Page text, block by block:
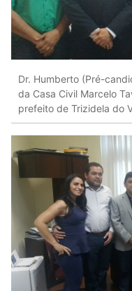
Dr. Humberto (Pré-
da Casa Civil Marcelo
prefeito de Trizidela do